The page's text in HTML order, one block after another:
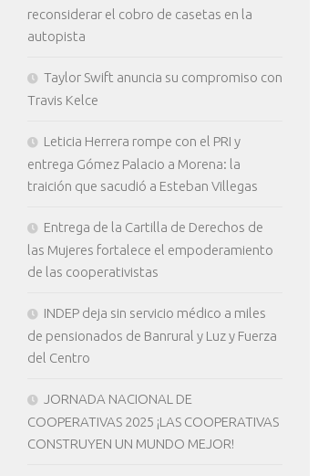
reconsiderar el cobro de casetas en la
autopista
Taylor Swift anuncia su compromiso con
Travis Kelce
Leticia Herrera rompe con el PRI y
entrega Gómez Palacio a Morena: la
traición que sacudió a Esteban Villegas
Entrega de la Cartilla de Derechos de
las Mujeres fortalece el empoderamiento
de las cooperativistas
INDEP deja sin servicio médico a miles
de pensionados de Banrural y Luz y Fuerza
del Centro
JORNADA NACIONAL DE
COOPERATIVAS 2025 ¡LAS COOPERATIVAS
CONSTRUYEN UN MUNDO MEJOR!